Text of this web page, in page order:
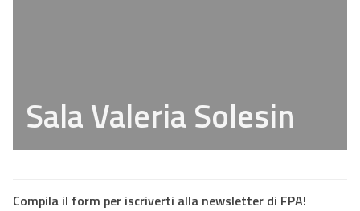
Sala Valeria Solesin
Compila il form per iscriverti alla newsletter di FPA!